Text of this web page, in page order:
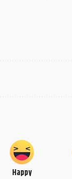
Happy